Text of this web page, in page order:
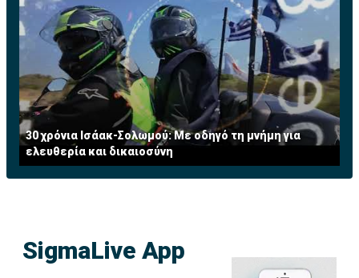
30 χρόνια Ισάακ-Σολωμού: Με οδηγό τη μνήμη για
ελευθερία και δικαιοσύνη
SigmaLive App